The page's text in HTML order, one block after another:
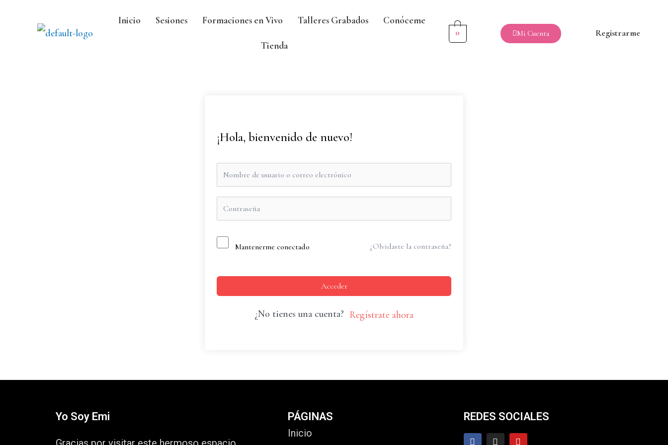
Inicio Sesiones Formaciones en Vivo Talleres Grabados Conóceme
Tienda
0 Mi Cuenta Registrarme
¡Hola, bienvenido de nuevo!
Mantenerme conectado ¿Olvidaste la contraseña?
Acceder
¿No tienes una cuenta? Regístrate ahora
Yo Soy Emi PÁGINAS
Inicio
REDES SOCIALES